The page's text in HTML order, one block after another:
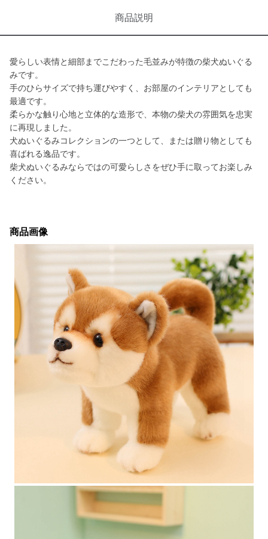
商品説明
愛らしい表情と細部までこだわった毛並みが特徴の柴犬ぬいぐる
みです。
手のひらサイズで持ち運びやすく、お部屋のインテリアとしても
最適です。
柔らかな触り心地と立体的な造形で、本物の柴犬の雰囲気を忠実
に再現しました。
犬ぬいぐるみコレクションの一つとして、または贈り物としても
喜ばれる逸品です。
柴犬ぬいぐるみならではの可愛らしさをぜひ手に取ってお楽しみ
ください。
商品画像